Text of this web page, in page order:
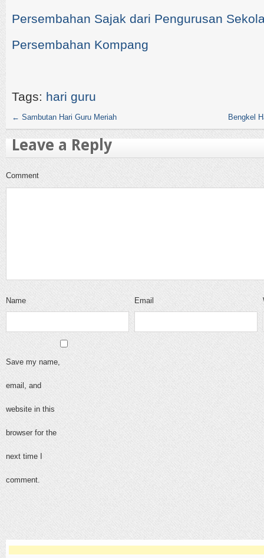
Persembahan Sajak dari Pengurusan
Persembahan Kompang
Tags: hari guru
← Sambutan Hari Guru Meriah Bengkel
Leave a Reply
Comment
Name Email
Save my name,
email, and
website in this
browser for the
next time I
comment.